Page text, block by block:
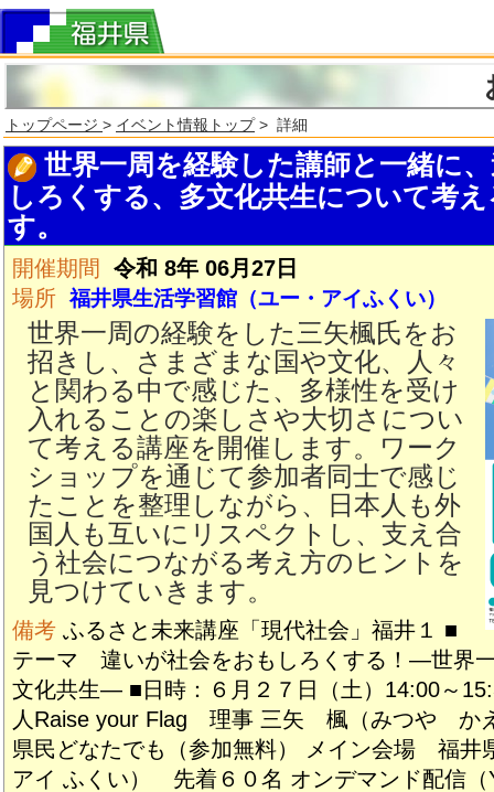
トップページ > イベント情報トップ> 詳細
世界一周を経験した講師と一緒に
しろくする、多文化共生について考
す。
開催期間
令和 8年 06月27日
場所 福井県生活学習館（ユー・アイふくい）
世界一周の経験をした三矢楓氏をお
招きし、さまざまな国や文化、人々
と関わる中で感じた、多様性を受け
入れることの楽しさや大切さについ
て考える講座を開催します。ワーク
ショップを通じて参加者同士で感じ
たことを整理しながら、日本人も外
国人も互いにリスペクトし、支え合
う社会につながる考え方のヒントを
見つけていきます。
備考 ふるさと未来講座「現代社会」福井１ ■
テーマ 違いが社会をおもしろくする！―世界
文化共生― ■日時：６月２７日（土）14:00～
人Raise your Flag 理事 三矢 楓（みつや か
県民どなたでも（参加無料） メイン会場 福井
アイ ふくい） 先着６０名 オンデマンド配信（